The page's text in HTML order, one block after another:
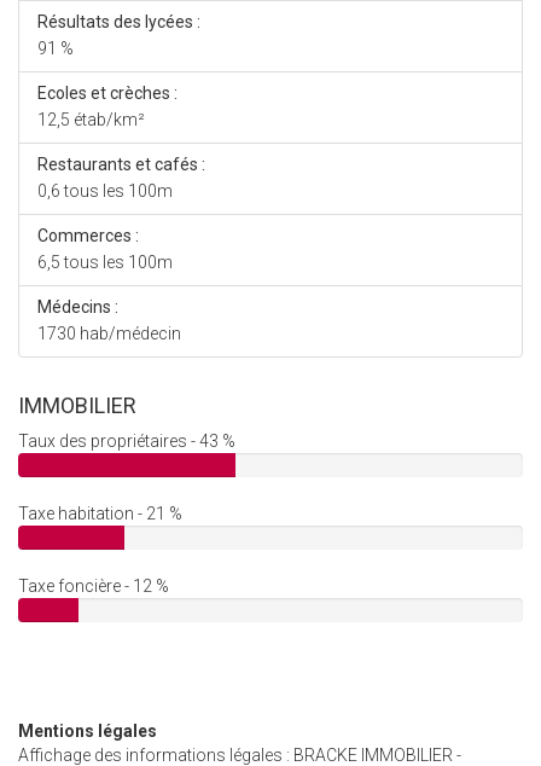
Résultats des lycées :
91 %
Ecoles et crèches :
12,5 étab/km²
Restaurants et cafés :
0,6 tous les 100m
Commerces :
6,5 tous les 100m
Médecins :
1730 hab/médecin
IMMOBILIER
Taux des propriétaires - 43 %
Taxe habitation - 21 %
Taxe foncière - 12 %
Mentions légales
Affichage des informations légales : BRACKE IMMOBILIER -